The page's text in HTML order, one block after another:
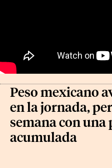
Peso mexicano
en la jornada,
semana con una
acumulada